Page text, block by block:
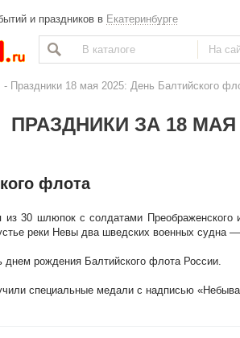
и праздников в Екатеринбурге
- Праздники 18 мая 2025: День Балтийского
ПРАЗДНИКИ ЗА 18
флота
30 шлюпок с солдатами
реки Невы два шведских военных судна
днем рождения Балтийского флота России.
специальные медали с надписью